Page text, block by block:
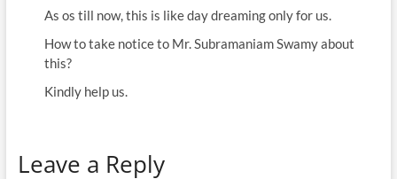
As os till now, this is like day dreaming only for us.
How to take notice to Mr. Subramaniam Swamy about
this?
Kindly help us.
Leave a Reply